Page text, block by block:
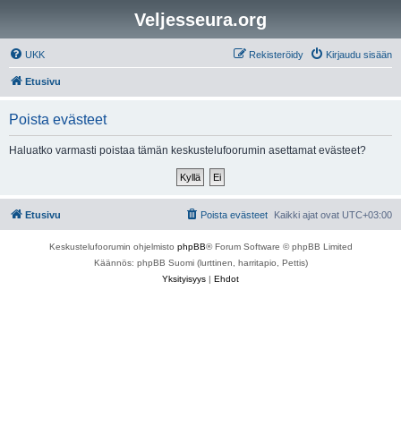
Veljesseura.org
UKK Kirjaudu sisään
Rekisteröidy
Etusivu
Poista evästeet
Haluatko varmasti poistaa tämän keskustelufoorumin asettamat evästeet?
Etusivu Kaikki ajat ovat UTC+03:00
Poista evästeet
Keskustelufoorumin ohjelmisto phpBB® Forum Software © phpBB Limited
Käännös: phpBB Suomi (lurttinen, harritapio, Pettis)
Yksityisyys | Ehdot